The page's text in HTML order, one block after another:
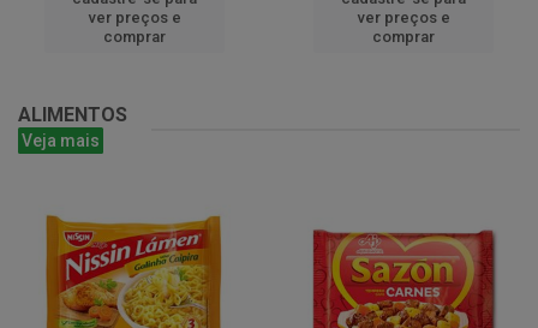
ver preços e
comprar
ver preços e
comprar
ALIMENTOS
Veja mais